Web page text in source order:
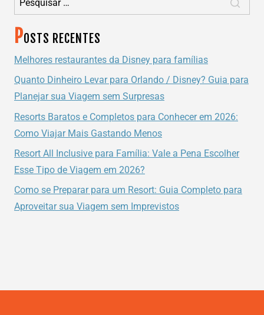
DO
17
BISTRO
NO
AVENTURA
HOTEL
POSTS RECENTES
Melhores restaurantes da Disney para famílias
Quanto Dinheiro Levar para Orlando / Disney? Guia para
Planejar sua Viagem sem Surpresas
Resorts Baratos e Completos para Conhecer em 2026:
Como Viajar Mais Gastando Menos
Resort All Inclusive para Família: Vale a Pena Escolher
Esse Tipo de Viagem em 2026?
Como se Preparar para um Resort: Guia Completo para
Aproveitar sua Viagem sem Imprevistos